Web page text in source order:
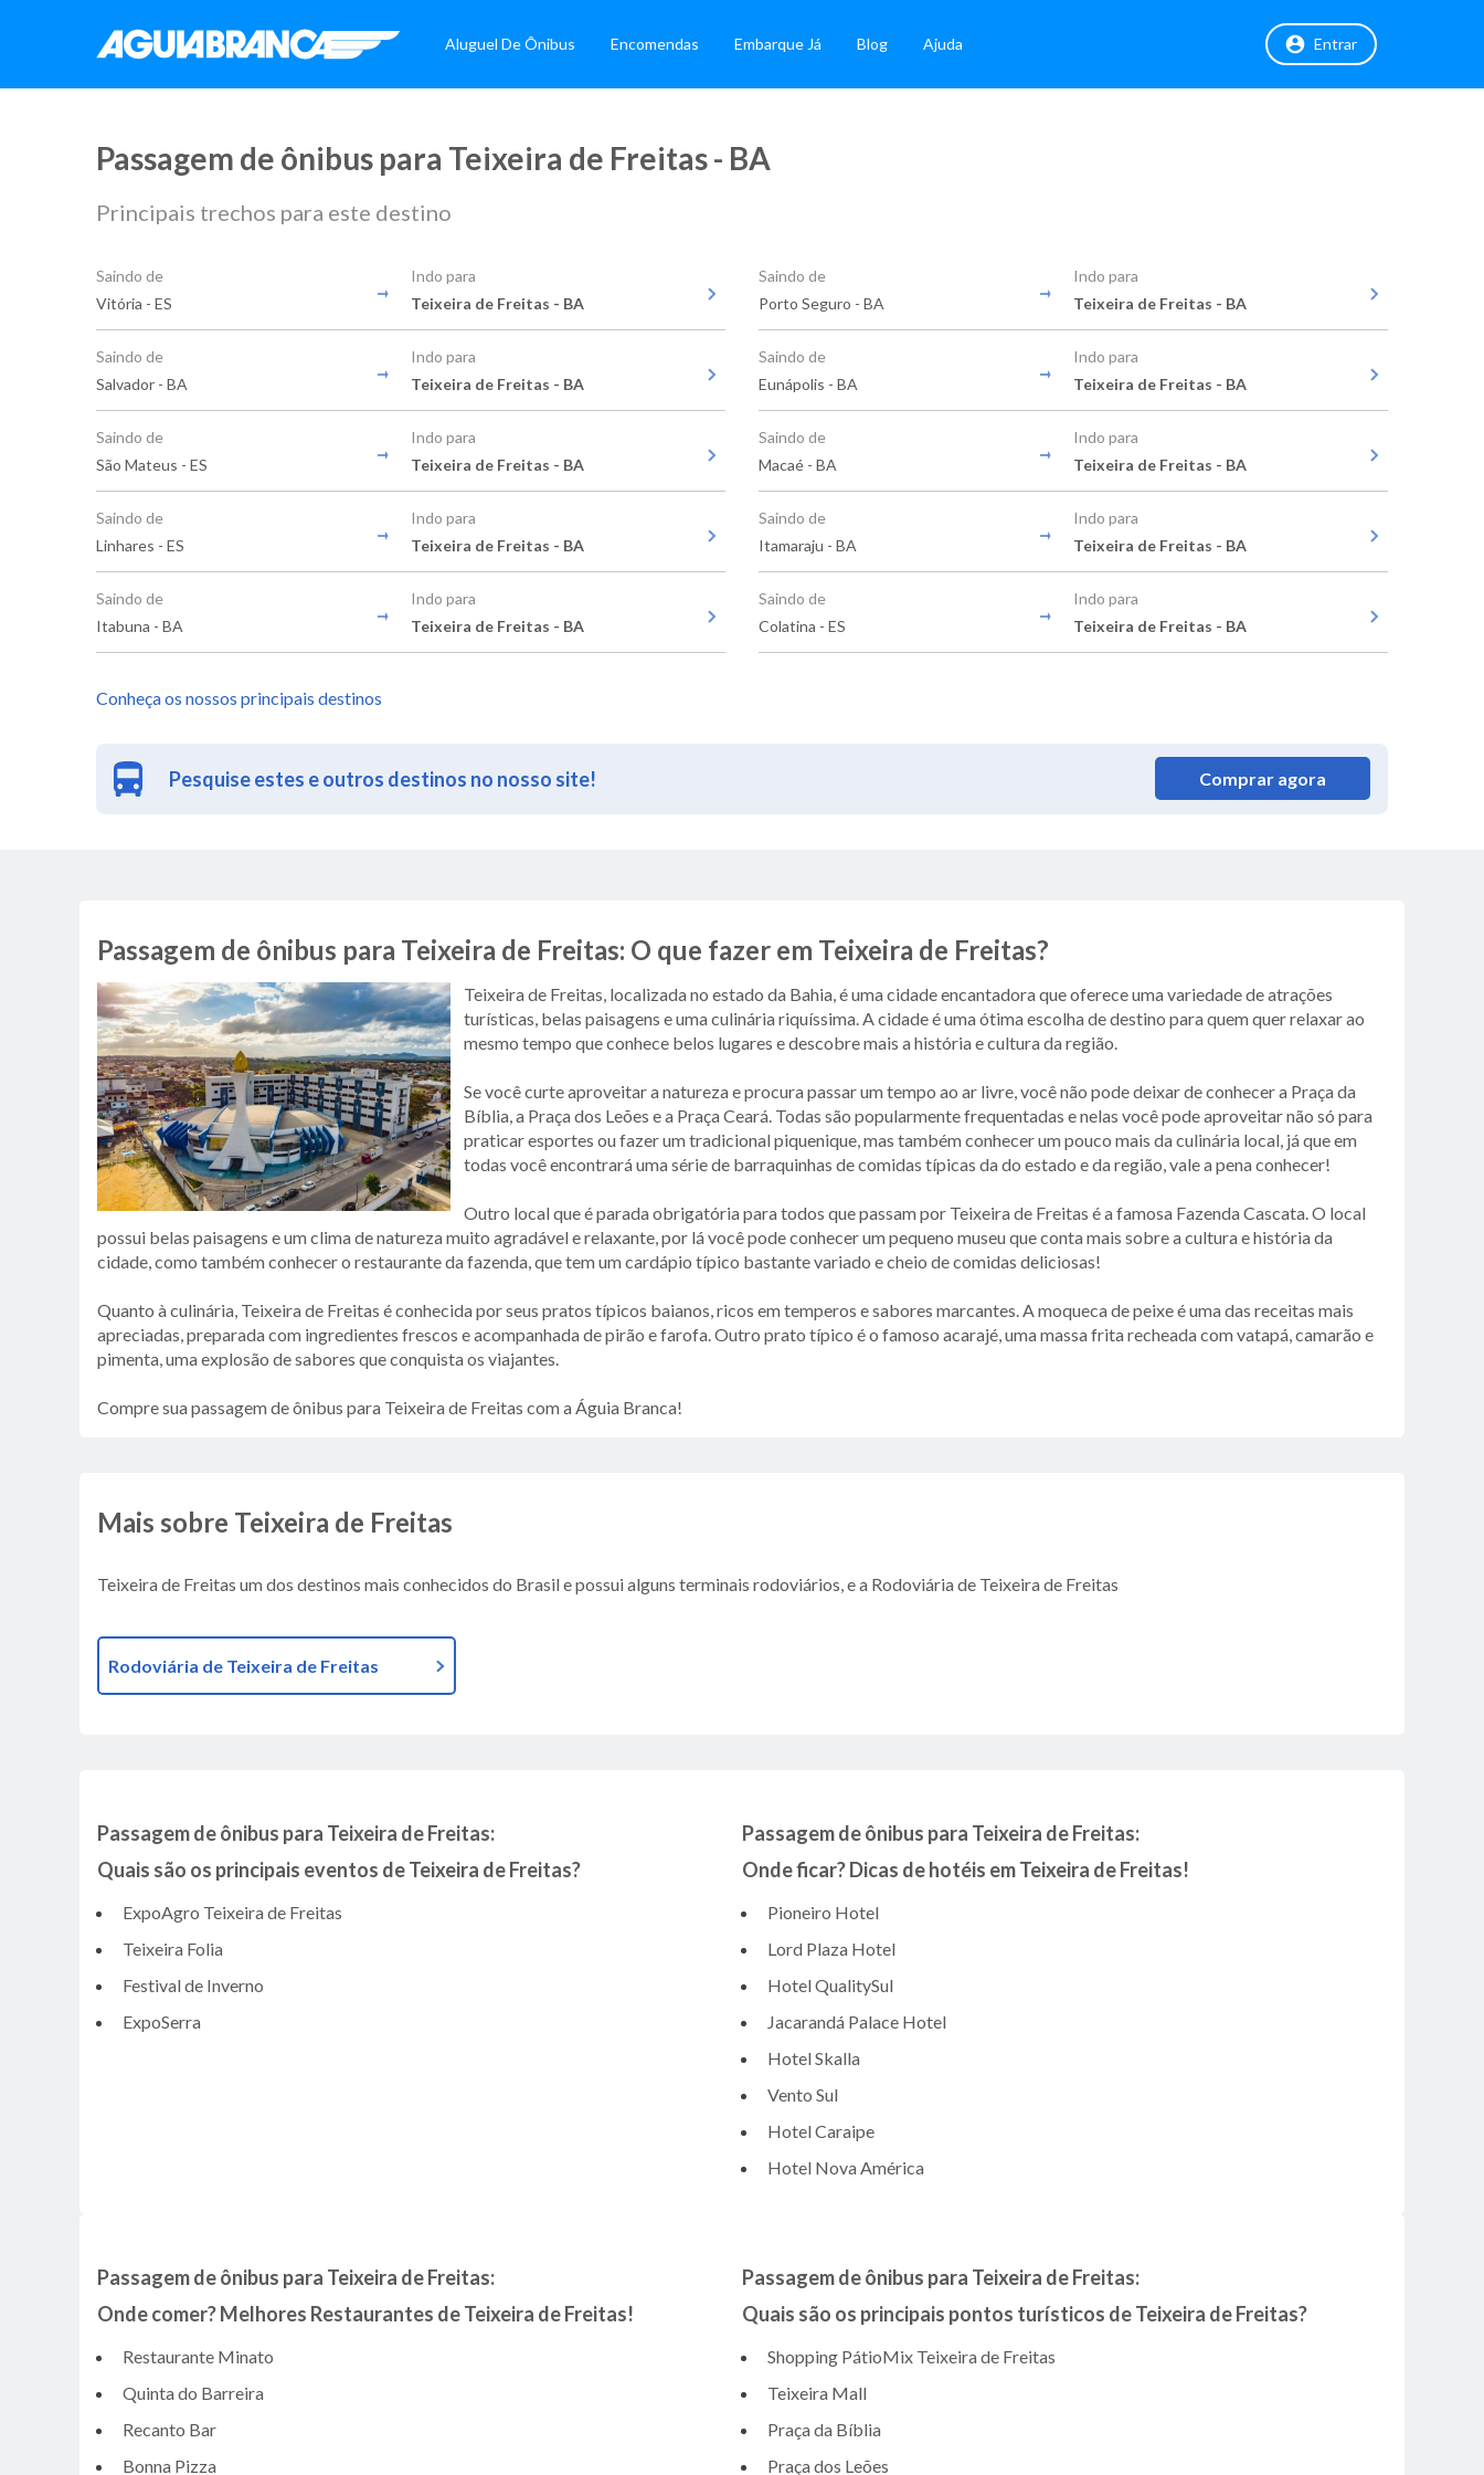
Aluguel De Ônibus Encomendas Embarque Já Blog Ajuda Entrar
Passagem de ônibus para Teixeira de Freitas - BA
Principais trechos para este destino
Saindo de
Vitória - ES
Indo para
Teixeira de Freitas - BA
Saindo de
Salvador - BA
Indo para
Teixeira de Freitas - BA
Saindo de
São Mateus - ES
Indo para
Teixeira de Freitas - BA
Saindo de
Linhares - ES
Indo para
Teixeira de Freitas - BA
Saindo de
Itabuna - BA
Indo para
Teixeira de Freitas - BA
Saindo de
Porto Seguro - BA
Indo para
Teixeira de Freitas - BA
Saindo de
Eunápolis - BA
Indo para
Teixeira de Freitas - BA
Saindo de
Macaé - BA
Indo para
Teixeira de Freitas - BA
Saindo de
Itamaraju - BA
Indo para
Teixeira de Freitas - BA
Saindo de
Colatina - ES
Indo para
Teixeira de Freitas - BA
Conheça os nossos principais destinos
Pesquise estes e outros destinos no nosso site! Comprar agora
Passagem de ônibus para Teixeira de Freitas: O que fazer em Teixeira de Freitas?
Teixeira de Freitas, localizada no estado da Bahia, é uma cidade encantadora que oferece uma variedade de atrações
turísticas, belas paisagens e uma culinária riquíssima. A cidade é uma ótima escolha de destino para quem quer relaxar ao
mesmo tempo que conhece belos lugares e descobre mais a história e cultura da região.
Se você curte aproveitar a natureza e procura passar um tempo ao ar livre, você não pode deixar de conhecer a Praça da
Bíblia, a Praça dos Leões e a Praça Ceará. Todas são popularmente frequentadas e nelas você pode aproveitar não só para
praticar esportes ou fazer um tradicional piquenique, mas também conhecer um pouco mais da culinária local, já que em
todas você encontrará uma série de barraquinhas de comidas típicas da do estado e da região, vale a pena conhecer!
Outro local que é parada obrigatória para todos que passam por Teixeira de Freitas é a famosa Fazenda Cascata. O local
possui belas paisagens e um clima de natureza muito agradável e relaxante, por lá você pode conhecer um pequeno museu que conta mais sobre a cultura e história da
cidade, como também conhecer o restaurante da fazenda, que tem um cardápio típico bastante variado e cheio de comidas deliciosas!
Quanto à culinária, Teixeira de Freitas é conhecida por seus pratos típicos baianos, ricos em temperos e sabores marcantes. A moqueca de peixe é uma das receitas mais
apreciadas, preparada com ingredientes frescos e acompanhada de pirão e farofa. Outro prato típico é o famoso acarajé, uma massa frita recheada com vatapá, camarão e
pimenta, uma explosão de sabores que conquista os viajantes.
Compre sua passagem de ônibus para Teixeira de Freitas com a Águia Branca!
Mais sobre Teixeira de Freitas
Teixeira de Freitas um dos destinos mais conhecidos do Brasil e possui alguns terminais rodoviários, e a Rodoviária de Teixeira de Freitas
Rodoviária de Teixeira de Freitas
Passagem de ônibus para Teixeira de Freitas:
Quais são os principais eventos de Teixeira de Freitas?
ExpoAgro Teixeira de Freitas
Teixeira Folia
Festival de Inverno
ExpoSerra
Passagem de ônibus para Teixeira de Freitas:
Onde ficar? Dicas de hotéis em Teixeira de Freitas!
Pioneiro Hotel
Lord Plaza Hotel
Hotel QualitySul
Jacarandá Palace Hotel
Hotel Skalla
Vento Sul
Hotel Caraipe
Hotel Nova América
Passagem de ônibus para Teixeira de Freitas:
Onde comer? Melhores Restaurantes de Teixeira de Freitas!
Restaurante Minato
Quinta do Barreira
Recanto Bar
Bonna Pizza
Passagem de ônibus para Teixeira de Freitas:
Quais são os principais pontos turísticos de Teixeira de Freitas?
Shopping PátioMix Teixeira de Freitas
Teixeira Mall
Praça da Bíblia
Praça dos Leões